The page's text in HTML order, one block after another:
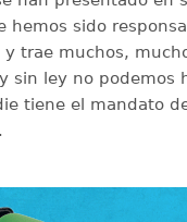
hemos sido
y trae muchos,
sin ley no podemos
tiene el mandato